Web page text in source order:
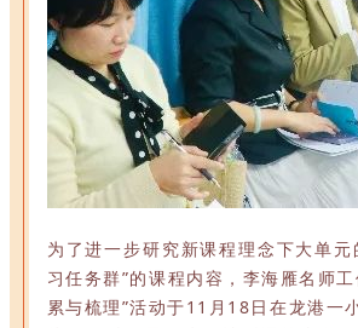
为了进一步研究新课程理念下大单元
习任务群”的课程内容，李海雁名师
累与梳理”活动于11月18日在龙港一